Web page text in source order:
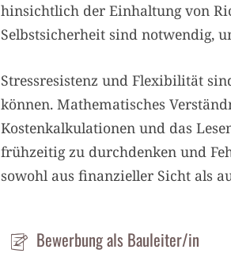
hinsichtlich der Einhaltung von
Selbstsicherheit sind notwendig,
Stressresistenz und Flexibilität
können. Mathematisches
Kostenkalkulationen und das
frühzeitig zu durchdenken und
sowohl aus finanzieller Sicht als
Bewerbung als Bauleiter/in